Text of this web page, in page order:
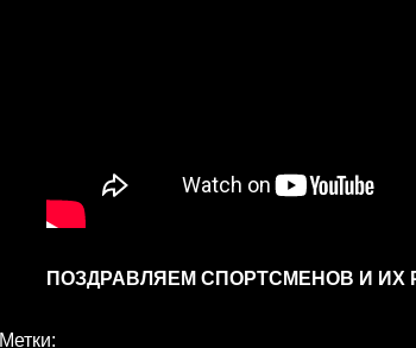
ПОЗДРАВЛЯЕМ СПОРТСМЕНОВ И ИХ
Метки: